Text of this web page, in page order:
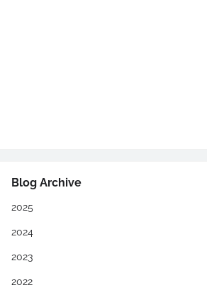
Blog Archive
2025
2024
2023
2022